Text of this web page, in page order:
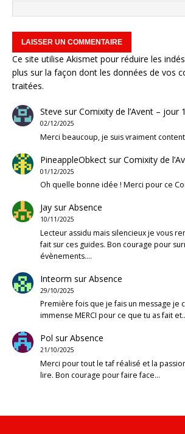
Ce site utilise Akismet pour réduire les
plus sur la façon dont les données de vos
traitées.
Steve surComixity de l’Avent – jour 1
02/12/2025
Merci beaucoup, je suis vraiment
PineappleObkectsurComixity de
01/12/2025
Oh quelle bonne idée ! Merci pour ce
JaysurAbsence
10/11/2025
Lecteur assidu mais silencieux je vous
fait sur ces guides. Bon courage pour
évènements.…
Inteorm surAbsence
29/10/2025
Première fois que je fais un message je
immense MERCI pour ce que tu as fait
Pol surAbsence
21/10/2025
Merci pour tout le taf réalisé et la
lire. Bon courage pour faire face…